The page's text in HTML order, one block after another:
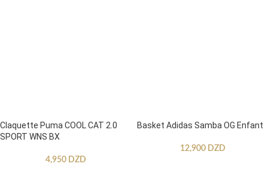
Claquette Puma COOL CAT 2.0
SPORT WNS BX
4,950 DZD
Basket Adidas Samba OG Enfant
12,900 DZD